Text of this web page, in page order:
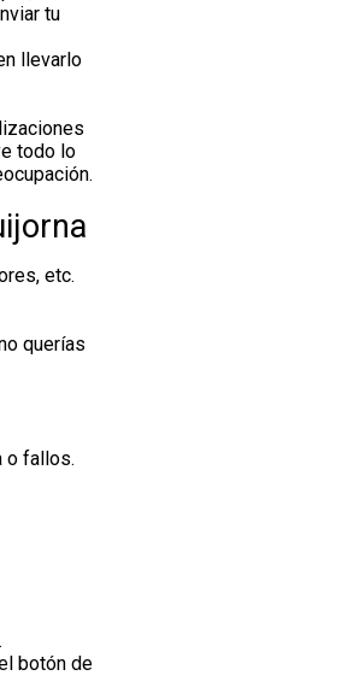
tu
llevarlo
todo lo
etc.
querías
o fallos.
botón de